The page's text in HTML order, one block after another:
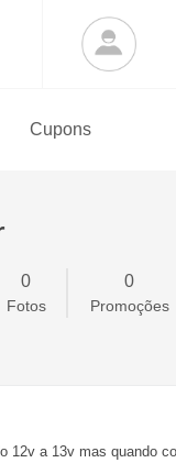
Cupons
0
Fotos
0
Promoções
a 13v mas quando